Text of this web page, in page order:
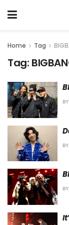
Home Tag
Tag:
BY
BY
BY